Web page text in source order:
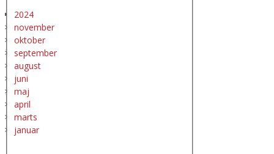
2024
november
oktober
september
august
juni
maj
april
marts
januar